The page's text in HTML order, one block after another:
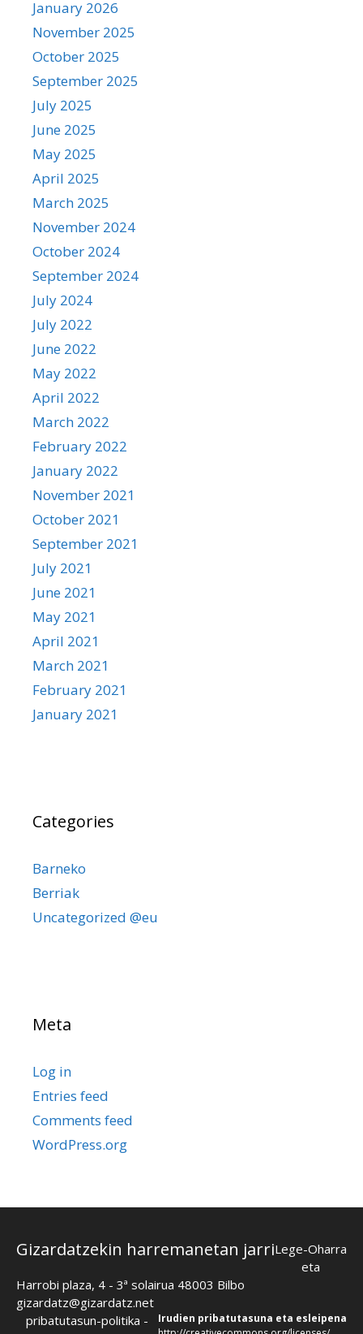
January 2026
November 2025
October 2025
September 2025
July 2025
June 2025
May 2025
April 2025
March 2025
November 2024
October 2024
September 2024
July 2024
July 2022
June 2022
May 2022
April 2022
March 2022
February 2022
January 2022
November 2021
October 2021
September 2021
July 2021
June 2021
May 2021
April 2021
March 2021
February 2021
January 2021
Categories
Barneko
Berriak
Uncategorized @eu
Meta
Log in
Entries feed
Comments feed
WordPress.org
Gizardatzekin harremanetan jarri
Harrobi plaza, 4 - 3ª solairua 48003 Bilbo
gizardatz@gizardatz.net
Irudien pribatutasuna eta esleipena
Lege-Oharra
eta
pribatutasun-politika -